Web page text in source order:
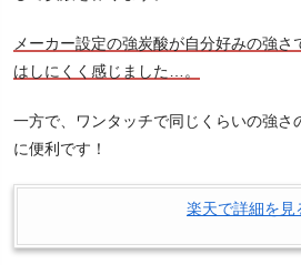
メーカー設定の強炭酸が自分好みの強
はしにくく感じました…。
一方で、ワンタッチで同じくらいの強さ
に便利です！
楽天で詳細を見